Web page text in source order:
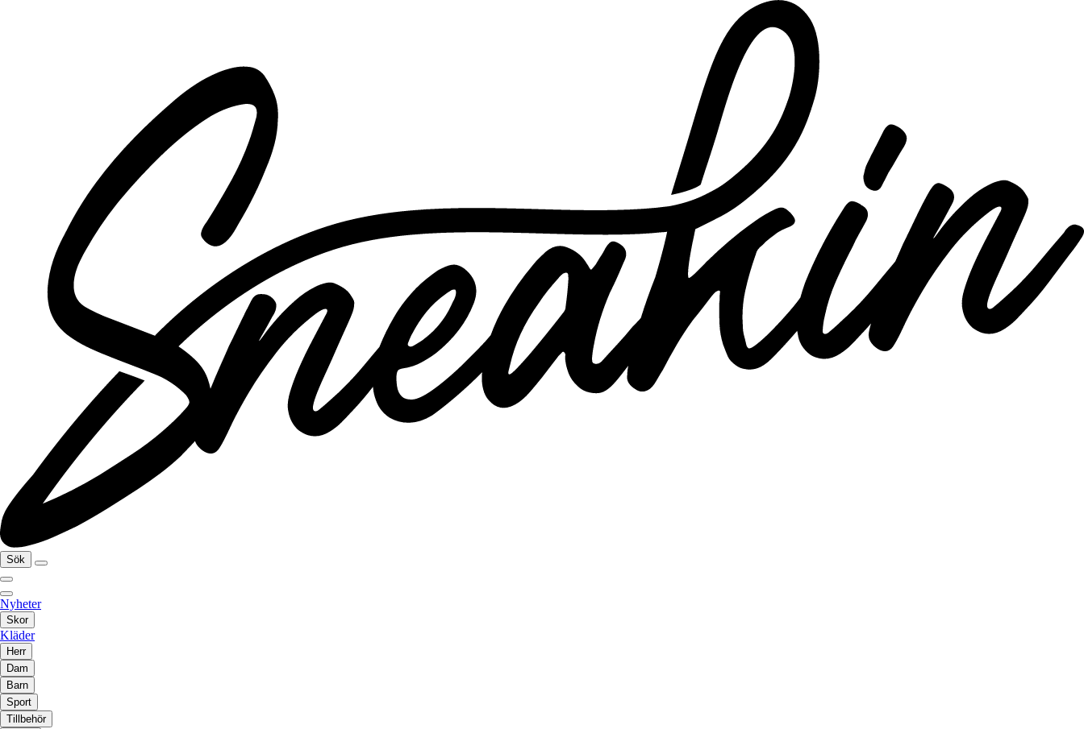
Sök
Nyheter
Skor
Kläder
Herr
Dam
Barn
Sport
Tillbehör